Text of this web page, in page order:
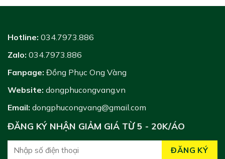
Hotline: 034.7973.886
Zalo: 034.7973.886
Fanpage: Đồng Phục Ong Vàng
Website: dongphucongvang.vn
Email: dongphucongvang@gmail.com
ĐĂNG KÝ NHẬN GIẢM GIÁ TỪ 5 - 20K/ÁO